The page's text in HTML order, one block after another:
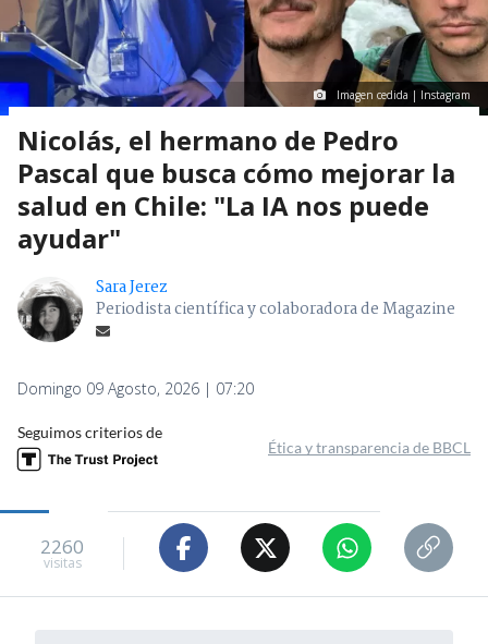
Imagen cedida | Instagram
Nicolás, el hermano de Pedro
Pascal que busca cómo mejorar la
salud en Chile: "La IA nos puede
ayudar"
Sara Jerez
Periodista científica y colaboradora de Magazine
Domingo 09 Agosto, 2026 | 07:20
Seguimos criterios de
Ética y transparencia de BBCL
2260
visitas